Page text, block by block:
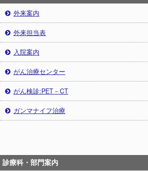
外来案内
外来担当表
入院案内
がん治療センター
がん検診:PET－CT
ガンマナイフ治療
診療科・部門案内